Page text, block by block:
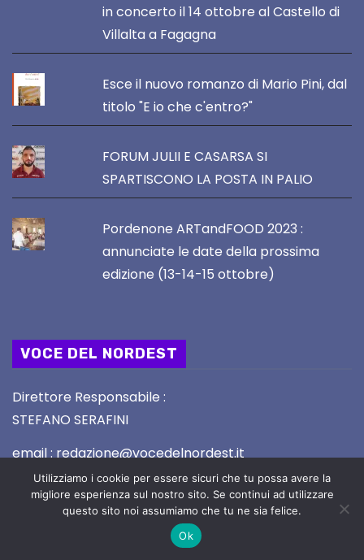
in concerto il 14 ottobre al Castello di
Villalta a Fagagna
Esce il nuovo romanzo di Mario Pini, dal
titolo "E io che c'entro?"
FORUM JULII E CASARSA SI
SPARTISCONO LA POSTA IN PALIO
Pordenone ARTandFOOD 2023 :
annunciate le date della prossima
edizione (13-14-15 ottobre)
VOCE DEL NORDEST
Direttore Responsabile :
STEFANO SERAFINI
email : redazione@vocedelnordest.it
Registrazione Tribunale di UDINE nr. 02/2019 del
Utilizziamo i cookie per essere sicuri che tu possa avere la
migliore esperienza sul nostro sito. Se continui ad utilizzare
questo sito noi assumiamo che tu ne sia felice.
Ok